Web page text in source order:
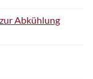
Abkühlung